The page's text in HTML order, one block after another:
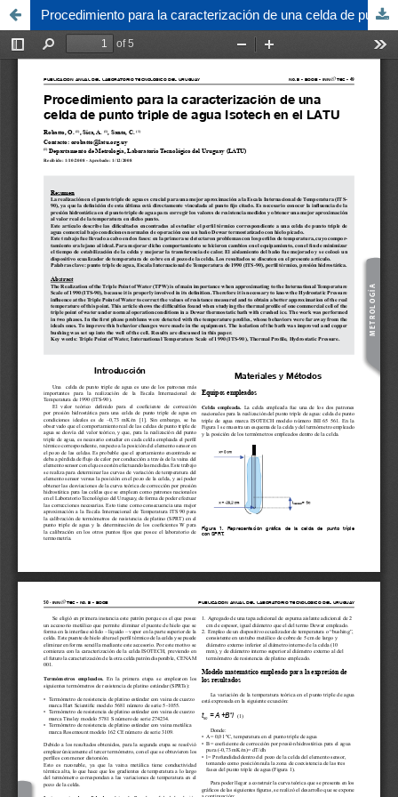
Procedimiento para la caracterización de una celda de punto triple de agua Isotech en el LATU